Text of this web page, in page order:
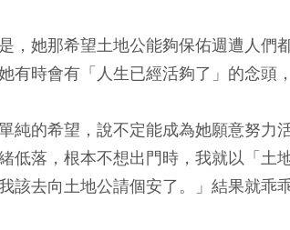
，她那希望土地公能夠保佑週遭人們
有時會有「人生已經活夠了」的念頭
純的希望，說不定能成為她願意努力
低落，根本不想出門時，我就以「土
該去向土地公請個安了。」結果就乖